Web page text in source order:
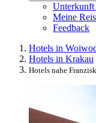
Unterkunft
Meine
Feedback
Hotels in
Hotels in Krakau
Hotels nahe